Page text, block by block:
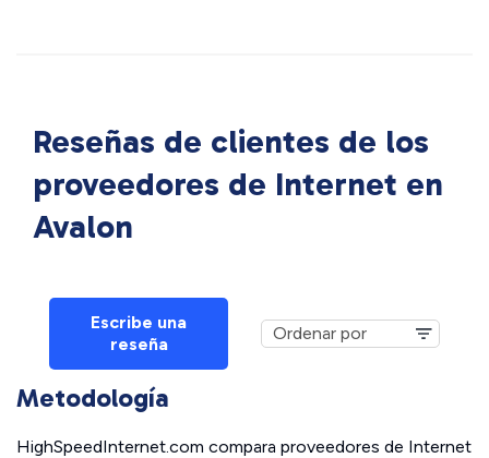
Reseñas de clientes de los
proveedores de Internet en
Avalon
Escribe una
reseña
Metodología
HighSpeedInternet.com compara proveedores de Internet